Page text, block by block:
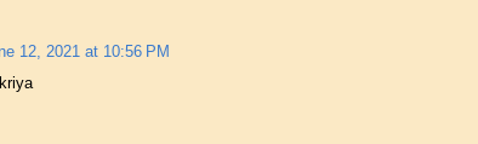
12, 2021 at 10:56 PM